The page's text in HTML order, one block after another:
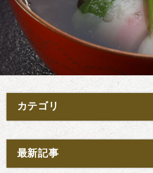
カテゴリ
最新記事